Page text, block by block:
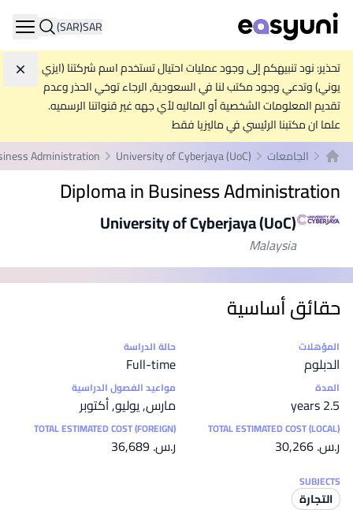
SAR
(SAR)
تحذير: نود تنبيهكم إلى وجود عمليات احتيال تستخدم اسم شركتنا (ايزي
يوني) وتدعي وجود مكتب لنا في السعودية, الرجاء توخي الحذر وعدم
تقديم المعلومات الشخصية أو الماليه لأي جهه غير قنواتنا الرسميه.
علما ان مكتبنا الرئيسي في ماليزيا فقط
الصفحة الرئيسية
الجامعات University of Cyberjaya (UoC)
Administration
Diploma in Business Administration
University of Cyberjaya (UoC)
Malaysia
حقائق أساسية
إحصائيات
المؤهلات
الدبلوم
حالة الدراسة
Full-time
المدة
2.5 years
مواعيد الفصول الدراسية
مارس, يوليو, أكتوبر
TOTAL ESTIMATED COST (LOCAL)
ر.س.‏ 30,266
TOTAL ESTIMATED COST (FOREIGN)
ر.س.‏ 36,689
SUBJECTS
التجارة